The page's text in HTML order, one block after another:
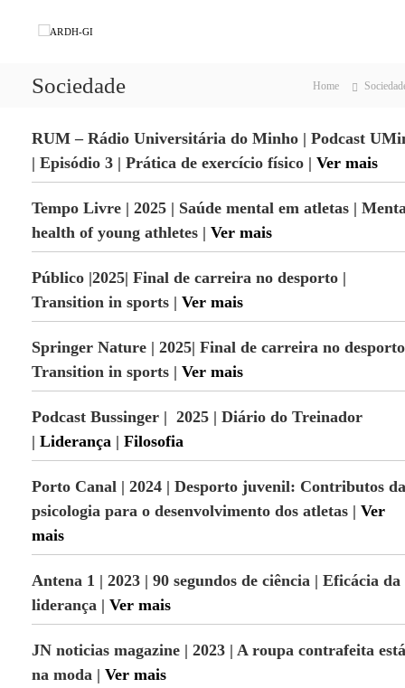
D
H
G
I
p
t
ã
o
e
d
m
n
t
e
D
e
e
n
l
i
t
o
m
n
Sociedade Home
RUM – Rádio Universitária do Minho | Podcast
| Episódio 3 | Prática de exercício físico | Ver mais
Tempo Livre | 2025 | Saúde mental em atletas |
health of young athletes | Ver mais
Público |2025| Final de carreira no desporto |
Transition in sports | Ver mais
Springer Nature | 2025| Final de carreira no
Transition in sports | Ver mais
Podcast Bussinger | 2025 | Diário do Treinador
| Liderança| Filosofia
Porto Canal | 2024 | Desporto juvenil: Contributos da
psicologia para o desenvolvimento dos atletas| Ver
mais
Antena 1 | 2023 | 90 segundos de ciência | Eficácia da
liderança | Ver mais
JN noticias magazine | 2023 | A roupa contrafeita está
na moda | Ver mais